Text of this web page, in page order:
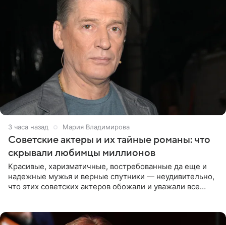
3 часа назад Мария Владимирова
Советские актеры и их тайные романы: что
скрывали любимцы миллионов
Красивые, харизматичные, востребованные да еще и
надежные мужья и верные спутники — неудивительно,
что этих советских актеров обожали и уважали все